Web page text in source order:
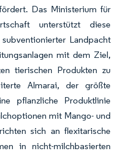
Das Ministerium für
unterstützt diese
Landpacht
mit dem Ziel,
tierischen Produkten zu
Almarai, der größte
pflanzliche Produktlinie
mit Mango- und
sich an flexitarische
in nicht-milchbasierten